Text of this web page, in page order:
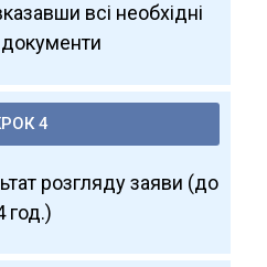
всі необхідні
документи
4
розгляду заяви (до
год.)